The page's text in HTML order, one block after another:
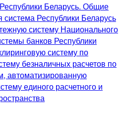
Беларусь. Общие
Республики Беларусь
систему Национального
банков Республики
систему по
безналичных расчетов по
автоматизированную
единого расчетного и